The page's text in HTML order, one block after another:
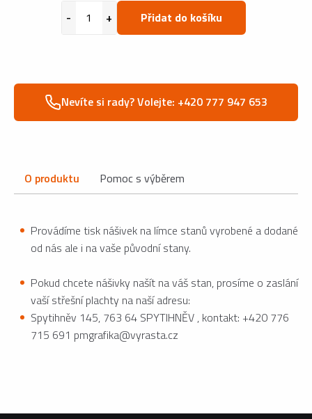
Přidat do košíku
Nevíte si rady? Volejte: +420 777 947 653
O produktu Pomoc s výběrem
Provádíme tisk nášivek na límce stanů vyrobené a dodané
od nás ale i na vaše původní stany.
Pokud chcete nášivky našít na váš stan, prosíme o zaslání
vaší střešní plachty na naší adresu:
Spytihněv 145, 763 64 SPYTIHNĚV , kontakt: +420 776
715 691 pmgrafika@vyrasta.cz